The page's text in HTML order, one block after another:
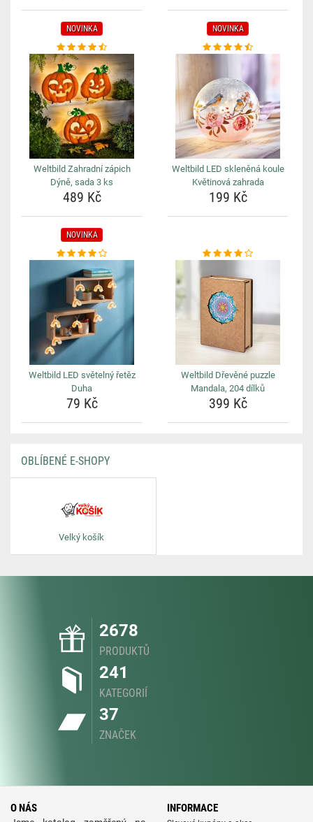
NOVINKA
Weltbild Zahradní zápich
Dýně, sada 3 ks
489 Kč
NOVINKA
Weltbild LED skleněná koule
Květinová zahrada
199 Kč
NOVINKA
Weltbild LED světelný řetěz
Duha
79 Kč
Weltbild Dřevěné puzzle
Mandala, 204 dílků
399 Kč
OBLÍBENÉ E-SHOPY
Velký košík
2678
PRODUKTŮ
241
KATEGORIÍ
37
ZNAČEK
O NÁS INFORMACE